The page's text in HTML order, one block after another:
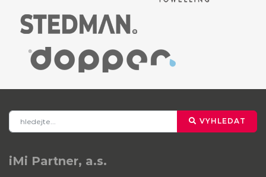
VYHLEDAT
iMi Partner, a.s.